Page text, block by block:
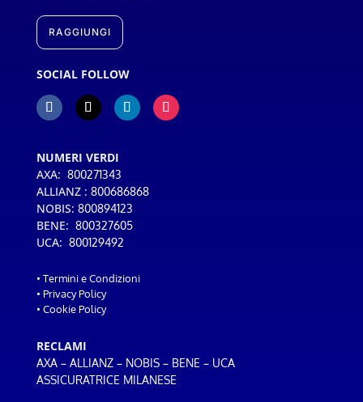
RAGGIUNGI
SOCIAL FOLLOW
NUMERI VERDI
AXA: 800271343
ALLIANZ : 800686868
NOBIS: 800894123
BENE: 800327605
UCA: 800129492
• Termini e Condizioni
• Privacy Policy
• Cookie Policy
RECLAMI
AXA– ALLIANZ– NOBIS– BENE – UCA
ASSICURATRICE MILANESE